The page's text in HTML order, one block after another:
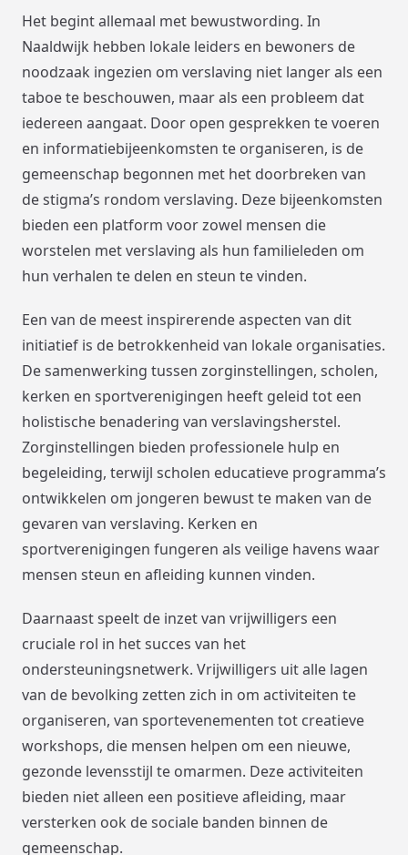
Het begint allemaal met bewustwording. In
Naaldwijk hebben lokale leiders en bewoners de
noodzaak ingezien om verslaving niet langer als een
taboe te beschouwen, maar als een probleem dat
iedereen aangaat. Door open gesprekken te voeren
en informatiebijeenkomsten te organiseren, is de
gemeenschap begonnen met het doorbreken van
de stigma’s rondom verslaving. Deze bijeenkomsten
bieden een platform voor zowel mensen die
worstelen met verslaving als hun familieleden om
hun verhalen te delen en steun te vinden.
Een van de meest inspirerende aspecten van dit
initiatief is de betrokkenheid van lokale organisaties.
De samenwerking tussen zorginstellingen, scholen,
kerken en sportverenigingen heeft geleid tot een
holistische benadering van verslavingsherstel.
Zorginstellingen bieden professionele hulp en
begeleiding, terwijl scholen educatieve programma’s
ontwikkelen om jongeren bewust te maken van de
gevaren van verslaving. Kerken en
sportverenigingen fungeren als veilige havens waar
mensen steun en afleiding kunnen vinden.
Daarnaast speelt de inzet van vrijwilligers een
cruciale rol in het succes van het
ondersteuningsnetwerk. Vrijwilligers uit alle lagen
van de bevolking zetten zich in om activiteiten te
organiseren, van sportevenementen tot creatieve
workshops, die mensen helpen om een nieuwe,
gezonde levensstijl te omarmen. Deze activiteiten
bieden niet alleen een positieve afleiding, maar
versterken ook de sociale banden binnen de
gemeenschap.